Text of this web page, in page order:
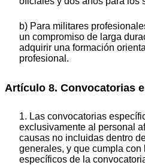
b) Para militares
un compromiso de larga
adquirir una formación
profesional.
Artículo 8. Convocatorias
1. Las convocatorias
exclusivamente al personal
causas no incluidas dentro
generales, y que cumpla
específicos de la